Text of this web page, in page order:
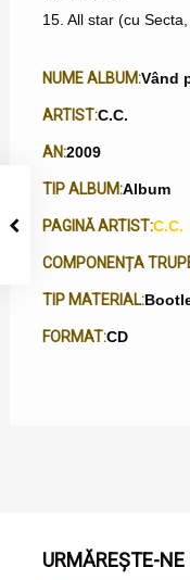
15. All star (cu
NUME ALBUM:Vând
ARTIST:C.C.
AN:2009
TIP ALBUM:Album
PAGINĂ ARTIST:C.C.
COMPONENȚA
TIP MATERIAL:
FORMAT:CD
URMĂREȘTE-